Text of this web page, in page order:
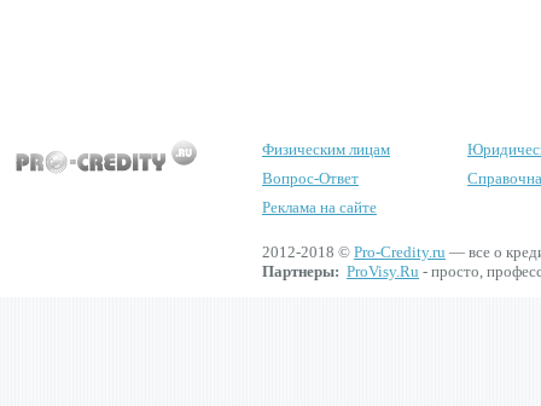
Физическим лицам
Вопрос-Ответ
Реклама на сайте
2012-2018 © Pro-Credity.ru — все о
Партнеры: ProVisy.Ru - просто,